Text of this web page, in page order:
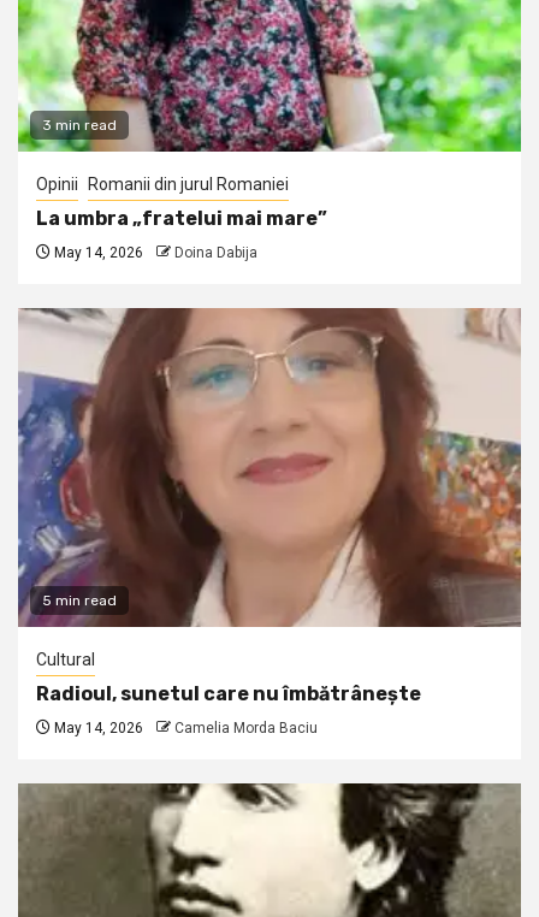
3 min read
Opinii Romanii din jurul Romaniei
La umbra „fratelui mai mare”
May 14, 2026 Doina Dabija
5 min read
Cultural
Radioul, sunetul care nu îmbătrânește
May 14, 2026 Camelia Morda Baciu